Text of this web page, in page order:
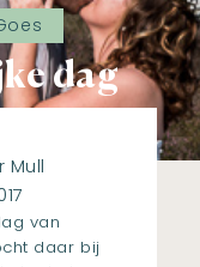
dag
Mull
van
daar bij